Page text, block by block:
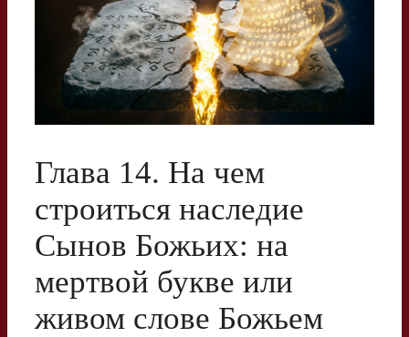
Глава 14. На чем
строиться наследие
Сынов Божьих: на
мертвой букве или
живом слове Божьем